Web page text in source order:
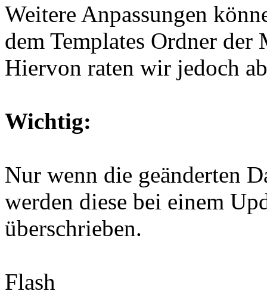
Weitere Anpassungen
dem Templates Ordner der
Hiervon raten wir jedoch
Wichtig:
Nur wenn die geänderten
werden diese bei einem
überschrieben.
Flash